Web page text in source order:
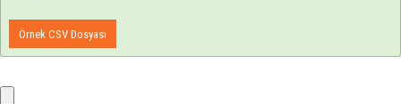
Örnek CSV Dosyası